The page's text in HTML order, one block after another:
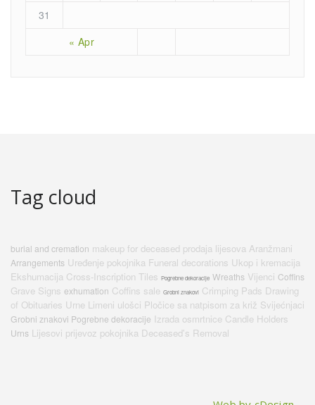
« Apr
31
Tag cloud
burial and cremation makeup for deceased prodaja lijesova Aranžmani
Arrangements Uređenje pokojnika Funeral decorations Ukop i kremacija
Ekshumacija Cross-Inscription Tiles Pogrebne dekoracije Wreaths Vijenci Coffins
Grave Signs exhumation Coffins sale Grobni znakovi Crimping Pads Drawing
of Obituaries Urne Limeni ulošci Pločice sa natpisom za križ Svijećnjaci
Grobni znakovi Pogrebne dekoracije Izrada osmrtnice Candle Holders
Urns Lijesovi prijevoz pokojnika Deceased's Removal